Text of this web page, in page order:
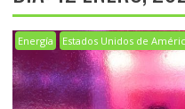
Energía Estados Unidos de